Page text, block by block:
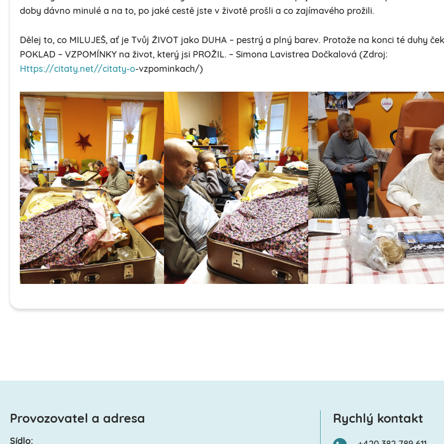
doby dávno minulé a na to, po jaké cestě jste v životě prošli a co zajímavého prožili.
Dělej to, co MILUJEŠ, ať je Tvůj ŹIVOT jako DUHA – pestrý a plný barev. Protože na konci té duhy
POKLAD – VZPOMÍNKY na život, který jsi PROŽIL. – Simona Lavistrea Dočkalová (Zdroj:
Https://citaty.net//citaty-o-vzpominkach/)
Provozovatel a adresa
Sídlo:
Rychlý kontakt